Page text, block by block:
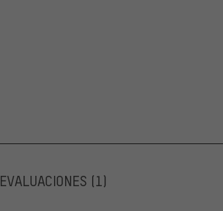
EVALUACIONES (1)